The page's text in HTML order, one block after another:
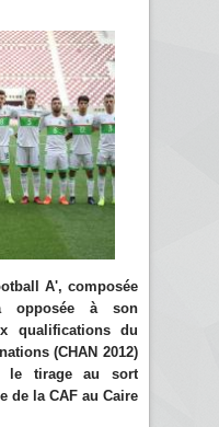
A', composée
opposée à son
qualifications du
(CHAN 2012)
le tirage au sort
de la CAF au Caire